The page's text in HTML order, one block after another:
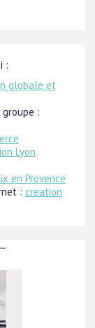
:
globale et
:
Lyon
en Provence
: creation